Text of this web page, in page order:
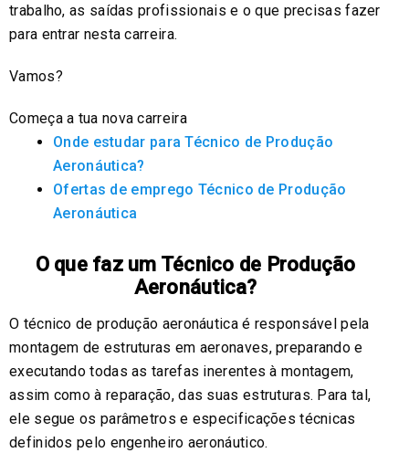
trabalho, as saídas profissionais e o que precisas fazer
para entrar nesta carreira.
Vamos?
Começa a tua nova carreira
Onde estudar para Técnico de Produção
Aeronáutica?
Ofertas de emprego Técnico de Produção
Aeronáutica
O que faz um Técnico de Produção
Aeronáutica?
O técnico de produção aeronáutica é responsável pela
montagem de estruturas em aeronaves, preparando e
executando todas as tarefas inerentes à montagem,
assim como à reparação, das suas estruturas. Para tal,
ele segue os parâmetros e especificações técnicas
definidos pelo engenheiro aeronáutico.